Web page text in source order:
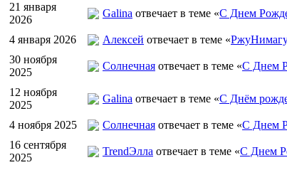
21 января
2026
Galina отвечает в теме «С Днем
4 января 2026 Алексей отвечает в теме «
30 ноября
2025
Солнечная отвечает в теме «С Днем
12 ноября
2025
Galina отвечает в теме «С Днём
4 ноября 2025 Солнечная отвечает в теме «С Днем
16 сентября
2025
TrendЭлла отвечает в теме «С Днем